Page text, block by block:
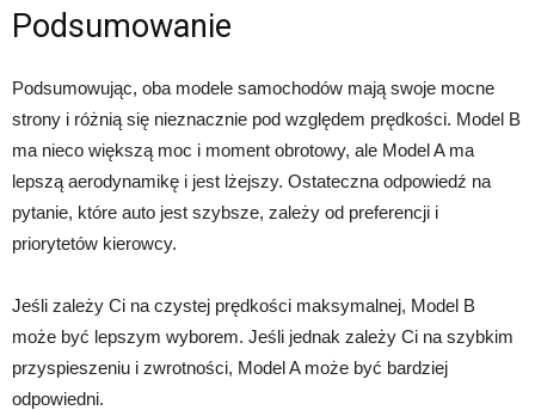
Podsumowanie
Podsumowując, oba modele samochodów mają swoje mocne
strony i różnią się nieznacznie pod względem prędkości. Model B
ma nieco większą moc i moment obrotowy, ale Model A ma
lepszą aerodynamikę i jest lżejszy. Ostateczna odpowiedź na
pytanie, które auto jest szybsze, zależy od preferencji i
priorytetów kierowcy.
Jeśli zależy Ci na czystej prędkości maksymalnej, Model B
może być lepszym wyborem. Jeśli jednak zależy Ci na szybkim
przyspieszeniu i zwrotności, Model A może być bardziej
odpowiedni.